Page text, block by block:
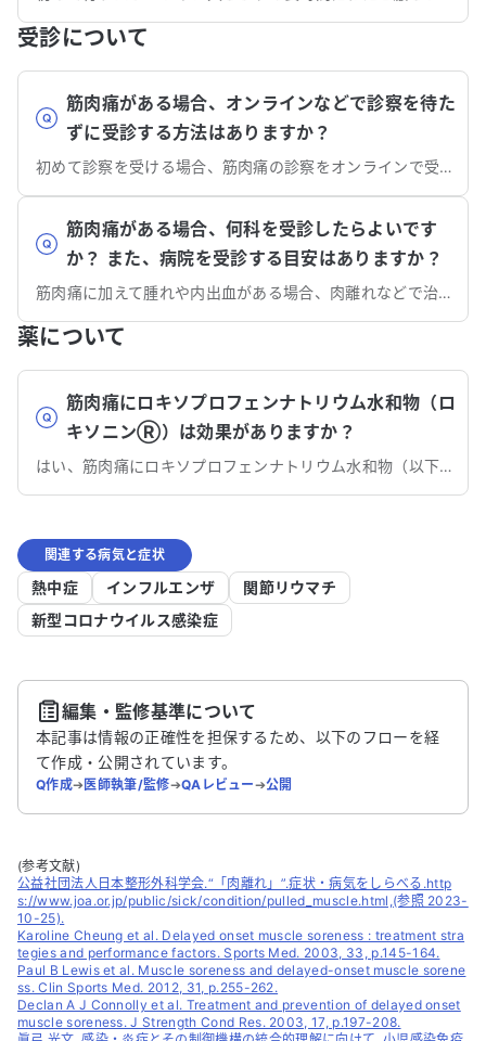
受診について
筋肉痛がある場合、オンラインなどで診察を待た
ずに受診する方法はありますか？
初めて診察を受ける場合、筋肉痛の診察をオンラインで受けることは一般的にはできません。
筋肉痛がある場合、何科を受診したらよいです
か？ また、病院を受診する目安はありますか？
筋肉痛に加えて腫れや内出血がある場合、肉離れなどで治療が必要な可能性もあるため、整形外科を受診しましょう。
薬について
筋肉痛にロキソプロフェンナトリウム水和物（ロ
キソニンⓇ）は効果がありますか？
はい、筋肉痛にロキソプロフェンナトリウム水和物（以下ロキソニンⓇ）は効果が期待できます。
関連する病気と症状
熱中症 インフルエンザ
関節リウマチ
新型コロナウイルス感染症
編集・監修基準について
本記事は情報の正確性を担保するため、以下のフローを経
て作成・公開されています。
Q作成➔医師執筆/監修➔QAレビュー➔公開
(参考文献)
公益社団法人日本整形外科学会.“「肉離れ」”.症状・病気をしらべる.http
s://www.joa.or.jp/public/sick/condition/pulled_muscle.html,(参照 2023-
10-25).
Karoline Cheung et al. Delayed onset muscle soreness : treatment stra
tegies and performance factors. Sports Med. 2003, 33, p.145-164.
Paul B Lewis et al. Muscle soreness and delayed-onset muscle sorene
ss. Clin Sports Med. 2012, 31, p.255-262.
Declan A J Connolly et al. Treatment and prevention of delayed onset
muscle soreness. J Strength Cond Res. 2003, 17, p.197-208.